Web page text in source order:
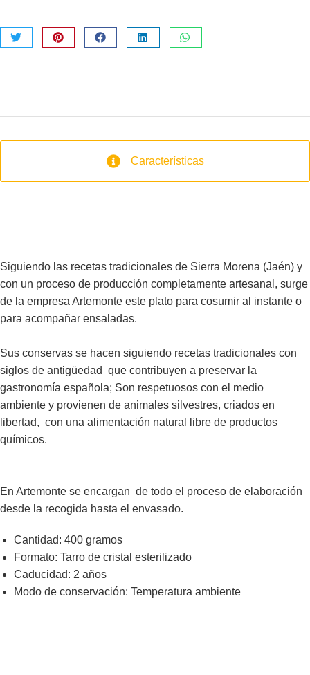
Características
Siguiendo las recetas tradicionales de Sierra Morena (Jaén) y
con un proceso de producción completamente artesanal, surge
de la empresa Artemonte este plato para cosumir al instante o
para acompañar ensaladas.
Sus conservas se hacen siguiendo recetas tradicionales con
siglos de antigüedad que contribuyen a preservar la
gastronomía española; Son respetuosos con el medio
ambiente y provienen de animales silvestres, criados en
libertad, con una alimentación natural libre de productos
En Artemonte se encargan de todo el proceso de elaboración
Cantidad: 400 gramos
Formato: Tarro de cristal esterilizado
Caducidad: 2 años
Modo de conservación: Temperatura ambiente